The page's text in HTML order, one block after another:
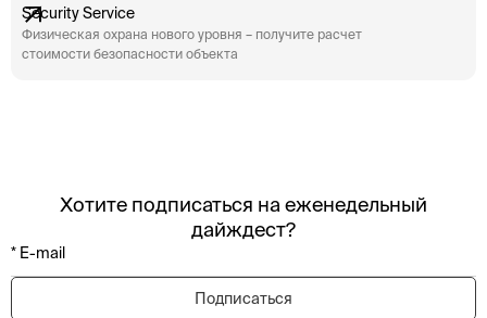
Security Service
Физическая охрана нового уровня – получите расчет
стоимости безопасности объекта
Хотите подписаться на еженедельный
дайждест?